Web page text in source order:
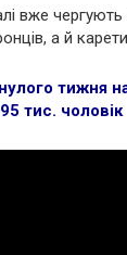
вже чергують
а й
тижня
тис. чоловік